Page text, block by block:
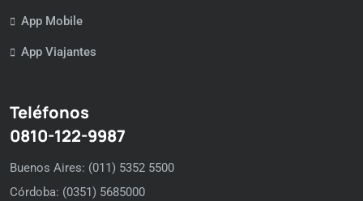
App Mobile
App Viajantes
Teléfonos
0810-122-9987
Buenos Aires: (011) 5352 5500
Córdoba: (0351) 5685000